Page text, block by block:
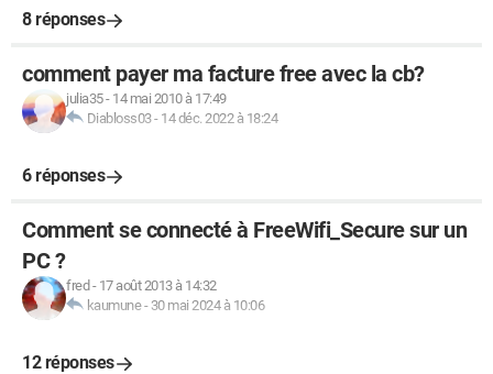
8 réponses
comment payer ma facture free avec la cb?
julia35- 14 mai 2010 à 17:49
Diabloss03- 14 déc. 2022 à 18:24
6 réponses
Comment se connecté à FreeWifi_Secure sur un
PC ?
fred - 17 août 2013 à 14:32
kaumune- 30 mai 2024 à 10:06
12 réponses